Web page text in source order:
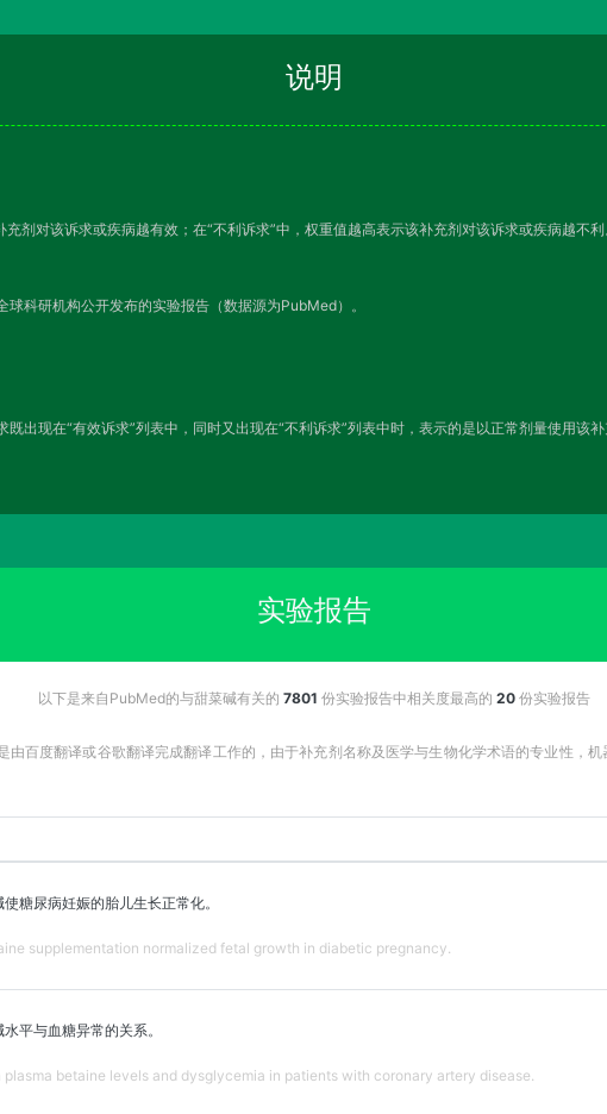
说明
充剂对该诉求或疾病越有效；在“不利诉求”中，权重值越高表示该补充剂对该诉求或疾病越不
科研机构公开发布的实验报告（数据源为PubMed）。
既出现在“有效诉求”列表中，同时又出现在“不利诉求”列表中时，表示的是以正常剂量使用该
实验报告
以下是来自PubMed的与甜菜碱有关的 7801 份实验报告中相关度最高的 20 份实验报告
由百度翻译或谷歌翻译完成翻译工作的，由于补充剂名称及医学与生物化学术语的专业性，
糖尿病妊娠的胎儿生长正常化。
supplementation normalized fetal growth in diabetic pregnancy.
平与血糖异常的关系。
betaine levels and dysglycemia in patients with coronary artery disease.